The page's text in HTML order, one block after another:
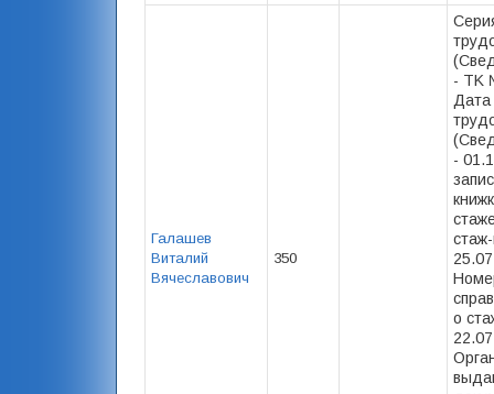
Галашев
Виталий
Вячеславович
350
- ТK
Дата
-
о